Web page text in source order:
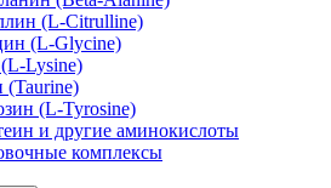
(L-Citrulline)
(L-Glycine)
Lysine)
(Taurine)
(L-Tyrosine)
и другие аминокислоты
комплексы